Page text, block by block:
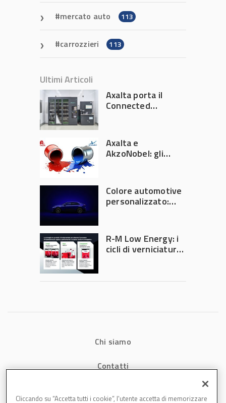
mercato auto 113
carrozzieri 113
Ultimi Articoli
Axalta porta il
Connected
Automechanika
Frankfurt 2026
Axalta e
AkzoNobel: gli
Colore automotive
personalizzato:
diventa ingegneria
di precisione
R-M Low Energy: i
cicli di verniciatura
tempi e costi in
Chi siamo
Contatti
Cliccando su “Accetta tutti i cookie”, l'utente accetta di memorizzare